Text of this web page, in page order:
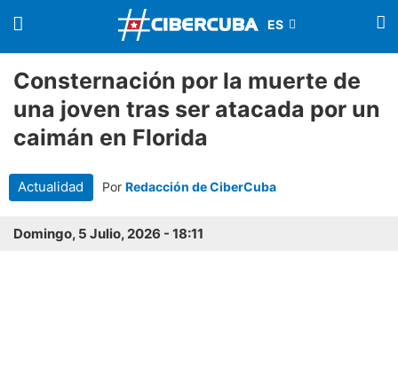
Consternación por la muerte de
una joven tras ser atacada por un
caimán en Florida
Actualidad Por Redacción de CiberCuba
Domingo, 5 Julio, 2026 - 18:11